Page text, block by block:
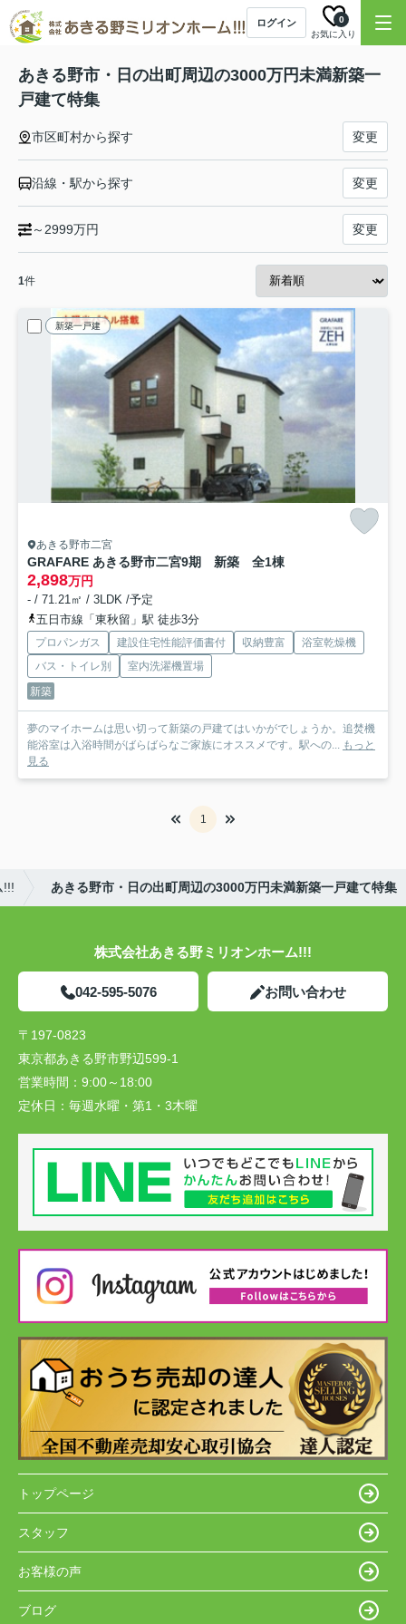
ログイン
お気に入り
0
あきる野市・日の出町周辺の3000万円未満新築一
戸建て特集
市区町村から探す 変更
沿線・駅から探す 変更
～2999万円 変更
1件
新築一戸建
あきる野市二宮
GRAFARE あきる野市二宮9期 新築 全1棟
2,898万円
- / 71.21㎡ / 3LDK /予定
五日市線「東秋留」駅 徒歩3分
プロパンガス 建設住宅性能評価書付 収納豊富
浴室乾燥機
バス・トイレ別
室内洗濯機置場
新築
夢のマイホームは思い切って新築の戸建てはいかがでしょうか。追焚機
能浴室は入浴時間がばらばらなご家族にオススメです。駅への... もっと
見る
1
!!! あきる野市・日の出町周辺の3000万円未満新築一戸建て特集
株式会社あきる野ミリオンホーム!!!
042-595-5076 お問い合わせ
〒197-0823
東京都あきる野市野辺599-1
営業時間： 9:00～18:00
定休日： 毎週水曜・第1・3木曜
トップページ
スタッフ
お客様の声
ブログ